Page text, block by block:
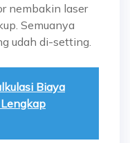
nembakin laser
Semuanya
udah di-setting.
Biaya